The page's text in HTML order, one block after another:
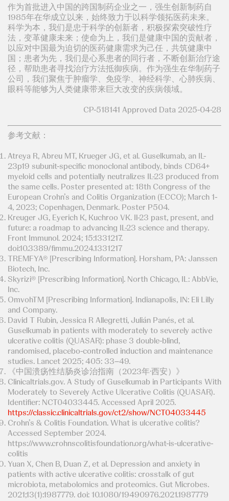
作为首批进入中国的跨国制药企业之一，强生创新制药自
1985年在华成立以来，始终致力于以科学领拓医药未来。
科学为本，我们是忠于科学的创新者，积极探索突破性疗
法，变革健康未来；使命为上，我们是健康中国的贡献者，
以应对中国最为迫切的医药健康需求为己任，共筑健康中
国；患者为先，我们是心系患者的同行者，不断创新治疗途
径，帮助患者寻找治疗方法抵御疾病。作为强生在华制药子
公司，我们聚焦于肿瘤学、免疫学、神经科学、心肺疾病、
眼科等能够为人类健康带来巨大改变的疾病领域。
CP-518141 Approved Data 2025-04-28
参考文献：
Atreya R, Abreu MT, Krueger JG, et al. Guselkumab, an IL-
23p19 subunit-specific monoclonal antibody, binds CD64+
myeloid cells and potentially neutralizes IL-23 produced from
the same cells. Poster presented at: 18th Congress of the
European Crohn’s and Colitis Organization (ECCO); March 1-
4, 2023; Copenhagen, Denmark. Poster P504.
Kreuger JG, Eyerich K, Kuchroo VK. Il-23 past, present, and
future: a roadmap to advancing IL-23 science and therapy.
Front Immunol. 2024; 15:1331217.
doi:10.3389/fimmu.2024.1331217
TREMFYA® [Prescribing Information]. Horsham, PA: Janssen
Biotech, Inc.
Skyrizi® [Prescribing Information]. North Chicago, IL: AbbVie,
Inc.
OmvohTM [Prescribing Information]. Indianapolis, IN: Eli Lilly
and Company.
David T Rubin, Jessica R Allegretti, Julián Panés, et al.
Guselkumab in patients with moderately to severely active
ulcerative colitis (QUASAR): phase 3 double-blind,
randomised, placebo-controlled induction and maintenance
studies. Lancet 2025; 405: 33–49.
《中国溃疡性结肠炎诊治指南（2023年·西安）》
Clinicaltrials.gov. A Study of Guselkumab in Participants With
Moderately to Severely Active Ulcerative Colitis (QUASAR).
Identifier: NCT04033445. Accessed April 2025.
https://classic.clinicaltrials.gov/ct2/show/NCT04033445
Crohn’s & Colitis Foundation. What is ulcerative colitis?
Accessed September 2024.
https://www.crohnscolitisfoundation.org/what-is-ulcerative-
colitis
Yuan X, Chen B, Duan Z, et al. Depression and anxiety in
patients with active ulcerative colitis: crosstalk of gut
microbiota, metabolomics and proteomics. Gut Microbes.
2021;13(1):1987779. doi: 10.1080/19490976.2021.1987779